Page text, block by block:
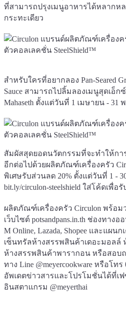
ที่สามารถปรุงเมนูอาหารได้หลากห
กระทะเดียว
สำหรับใครที่อยากลอง Pan-Seared
Sauce สามารถไปลิ้มลองเมนูสุดเอ็
Mahaseth ตั้งแต่วันที่ 1 เมษายน - 31
สัมผัสสุดยอดนวัตกรรมที่จะทำให้กา
อีกต่อไปด้วยผลิตภัณฑ์เครื่องครัว
พิเศษรับส่วนลด 20% ตั้งแต่วันที่ 1 -
bit.ly/circulon-steelshield ใส่โค้ดเพื่อรั
ผลิตภัณฑ์เครื่องครัว Circulon พร้อม
เว็บไซต์ potsandpans.in.th ช่องทางอ
M Online, Lazada, Shopee และแผ
เซ็นทรัลห้างสรรพสินค้าเดอะมอลล์
ห้างสรรพสินค้าพารากอน หรือสอบถ
ทาง Line @meyercookware หรือโทร
อัพเดตข่าวสารและโปรโมชั่นได้ที่เฟ
อินสตาแกรม @meyerthai